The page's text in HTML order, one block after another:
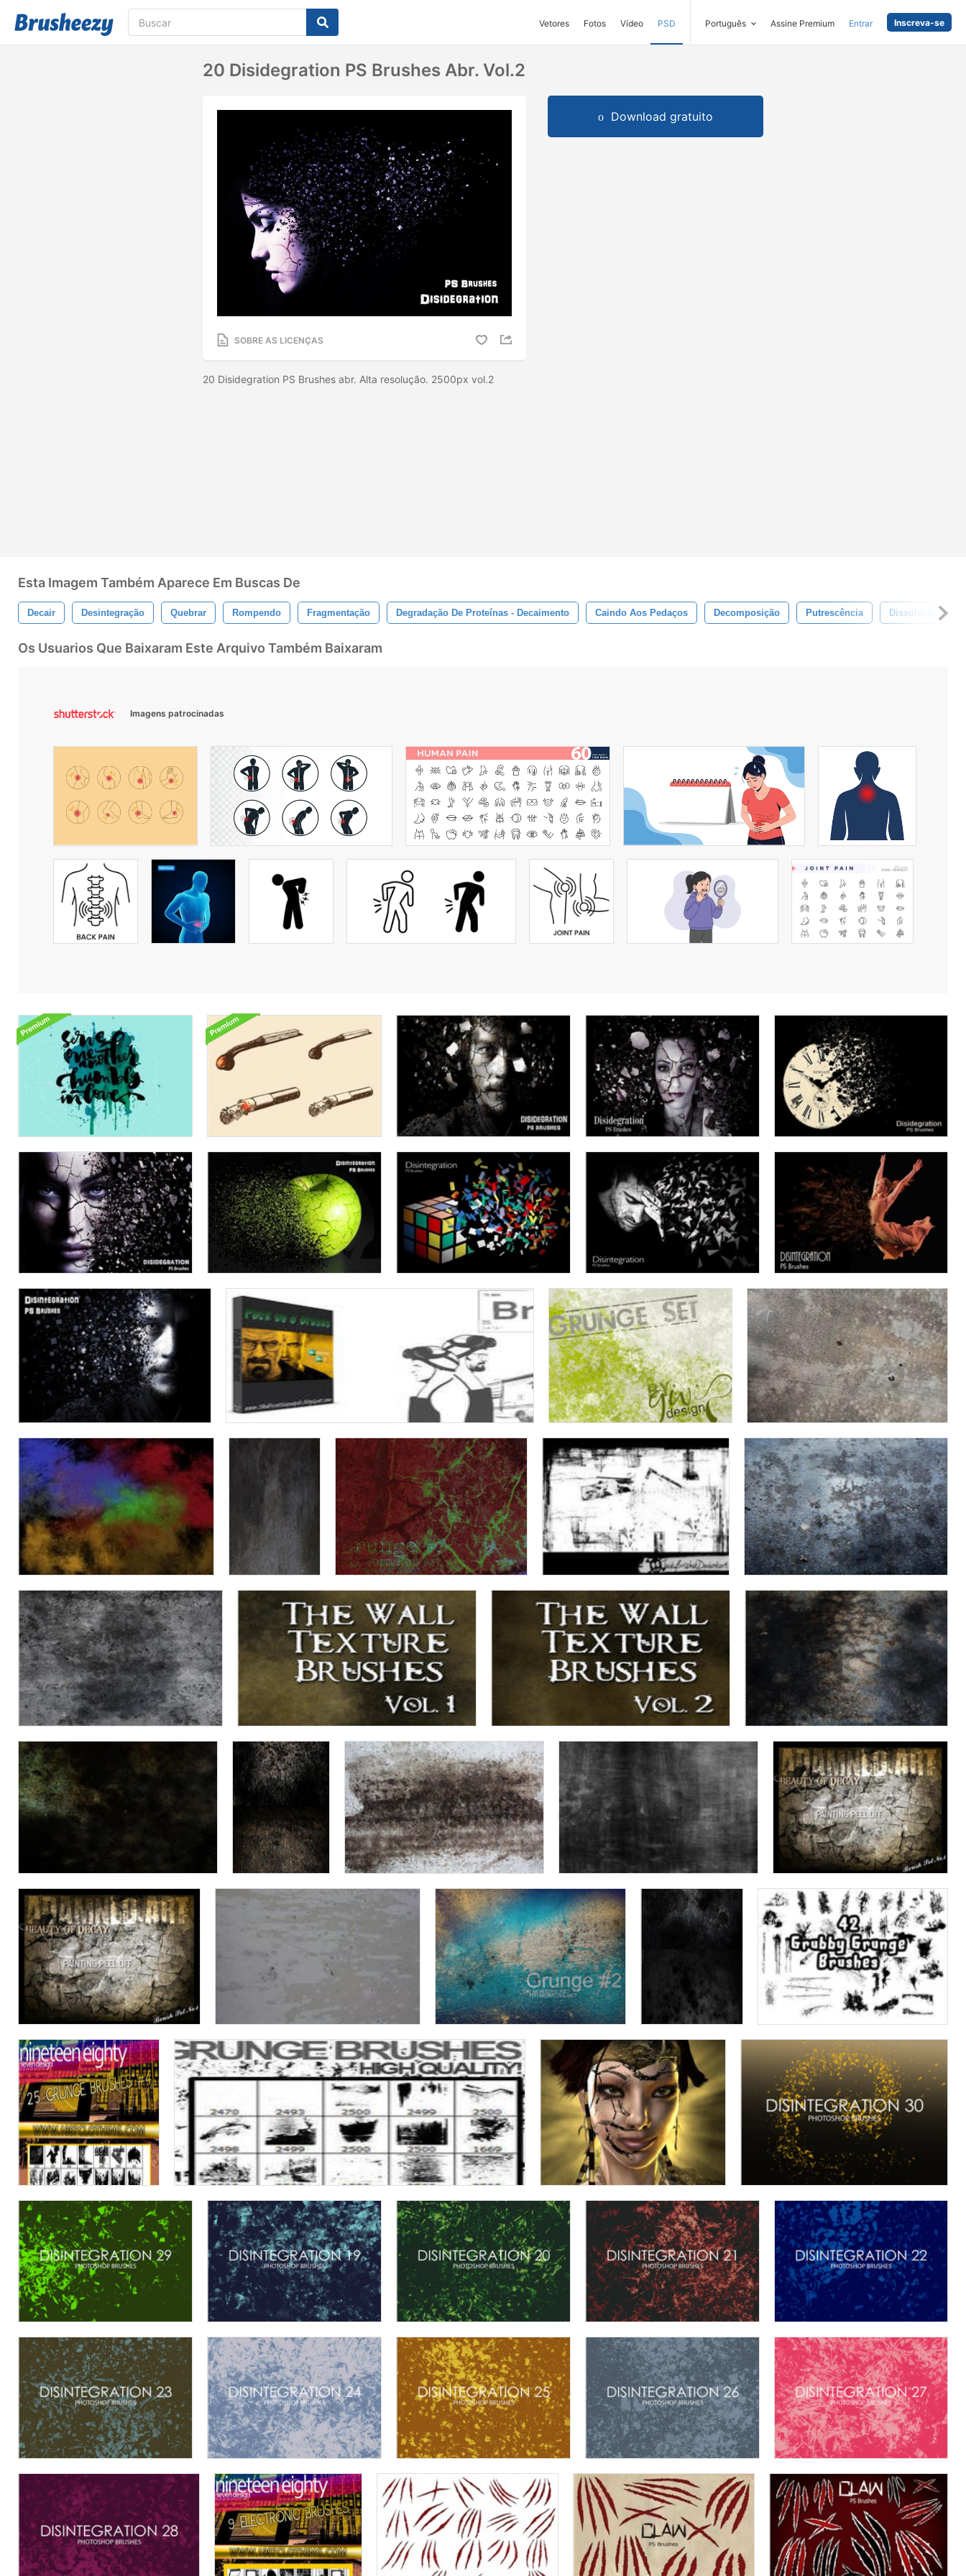
Vetores Fotos Vídeo PSD Português Assine Premium Entrar Inscreva-se
20 Disidegration PS Brushes Abr. Vol.2
SOBRE AS LICENÇAS
20 Disidegration PS Brushes abr. Alta resolução. 2500px vol.2
Download gratuito
Esta Imagem Também Aparece Em Buscas De
Decair Desintegração Quebrar Rompendo Fragmentação Degradação De Proteínas - Decaimento Caindo Aos Pedaços Decomposição Putrescência Dissolução
Os Usuarios Que Baixaram Este Arquivo Também Baixaram
Imagens patrocinadas